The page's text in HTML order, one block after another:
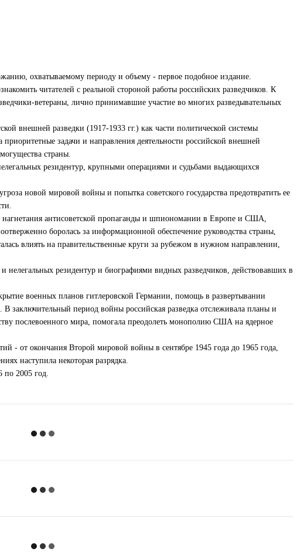
охватываемому периоду и объему - первое подобное издание.
читателей с реальной стороной работы российских разведчиков. К
ветераны, лично принимавшие участие во многих разведывательных
внешней разведки (1917-1933 гг.) как части политической системы
приоритетные задачи и направления деятельности российской внешней
страны.
резидентур, крупными операциями и судьбами выдающихся
новой мировой войны и попытка советского государства предотвратить ее
нагнетания антисоветской пропаганды и шпиономании в Европе и США,
боролась за информационной обеспечение руководства страны,
влиять на правительственные круги за рубежом в нужном направлении,
нелегальных резидентур и биографиями видных разведчиков, действовавших в
военных планов гитлеровской Германии, помощь в развертывании
заключительный период войны российская разведка отслеживала планы и
послевоенного мира, помогала преодолеть монополию США на ядерное
- от окончания Второй мировой войны в сентябре 1945 года до 1965 года,
наступила некоторая разрядка.
по 2005 год.